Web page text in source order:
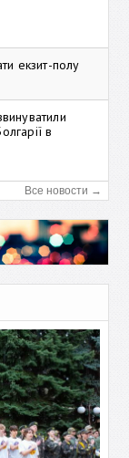
екзит-полу
в
Все новости →